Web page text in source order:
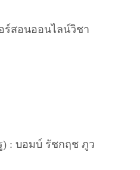
ร์สอนออนไลน์วิชา
: บอมบ์ รัชกฤช ภูว